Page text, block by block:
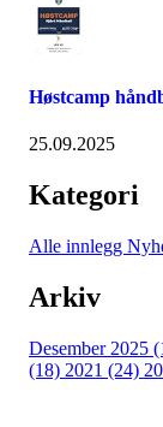
Høstcamp
25.09.2025
Kategori
Alle innlegg
Arkiv
Desember 2025
(18) 2021 (24)